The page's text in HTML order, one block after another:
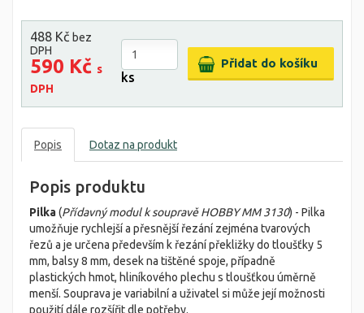
488 Kč bez
DPH
590 Kč s
DPH
ks
Popis Dotaz na produkt
Popis produktu
Pilka(Přídavný modul k soupravě HOBBY MM 3130) - Pilka
umožňuje rychlejší a přesnější řezání zejména tvarových
řezů a je určena především k řezání překližky do tloušťky 5
mm, balsy 8 mm, desek na tištěné spoje, případně
plastických hmot, hliníkového plechu s tloušťkou úměrně
menší. Souprava je variabilní a uživatel si může její možnosti
použití dále rozšířit dle potřeby.